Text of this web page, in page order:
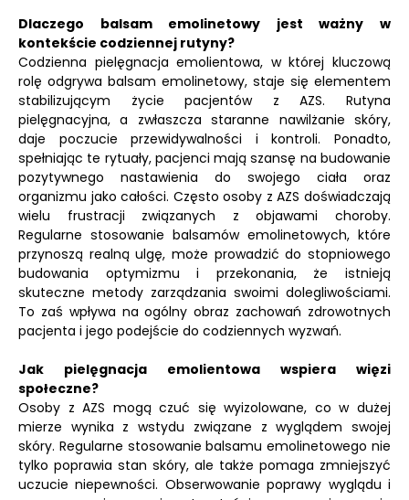
Dlaczego balsam emolinetowy jest ważny w
kontekście codziennej rutyny?
Codzienna pielęgnacja emolientowa, w której kluczową
rolę odgrywa balsam emolinetowy, staje się elementem
stabilizującym życie pacjentów z AZS. Rutyna
pielęgnacyjna, a zwłaszcza staranne nawilżanie skóry,
daje poczucie przewidywalności i kontroli. Ponadto,
spełniając te rytuały, pacjenci mają szansę na budowanie
pozytywnego nastawienia do swojego ciała oraz
organizmu jako całości. Często osoby z AZS doświadczają
wielu frustracji związanych z objawami choroby.
Regularne stosowanie balsamów emolinetowych, które
przynoszą realną ulgę, może prowadzić do stopniowego
budowania optymizmu i przekonania, że istnieją
skuteczne metody zarządzania swoimi dolegliwościami.
To zaś wpływa na ogólny obraz zachowań zdrowotnych
pacjenta i jego podejście do codziennych wyzwań.
Jak pielęgnacja emolientowa wspiera więzi
społeczne?
Osoby z AZS mogą czuć się wyizolowane, co w dużej
mierze wynika z wstydu związane z wyglądem swojej
skóry. Regularne stosowanie balsamu emolinetowego nie
tylko poprawia stan skóry, ale także pomaga zmniejszyć
uczucie niepewności. Obserwowanie poprawy wyglądu i